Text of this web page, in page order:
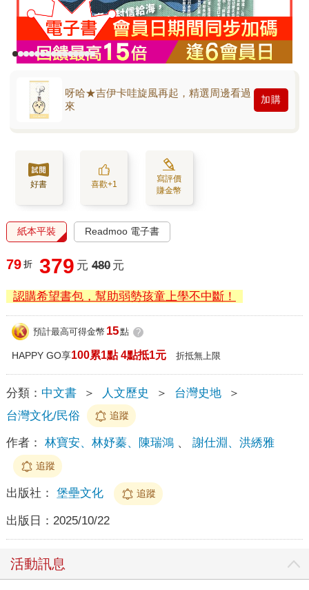
呀哈★吉伊卡哇旋風再起，精選周邊看過
來
加購
好書 喜歡+1
寫評價
賺金幣
紙本平裝 Readmoo 電子書
79 折 379 元 480 元
認購希望書包，幫助弱勢孩童上學不中斷！
預計最高可得金幣 15點 ?
HAPPY GO享100累1點 4點抵1元 折抵無上限
分類： 中文書 ＞ 人文歷史 ＞ 台灣史地
＞
台灣文化/民俗
追蹤
作者： 林寶安、林妤蓁、陳瑞鴻、 謝仕淵、洪綉雅
追蹤
出版社： 堡壘文化 追蹤
出版日： 2025/10/22
活動訊息